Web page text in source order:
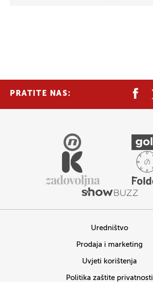
PRATITE NAS:
Uredništvo
Prodaja i marketing
Uvjeti korištenja
Politika zaštite privatnosti